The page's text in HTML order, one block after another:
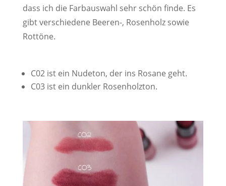
dass ich die Farbauswahl sehr schön finde. Es
gibt verschiedene Beeren-, Rosenholz sowie
Rottöne.
C02 ist ein Nudeton, der ins Rosane geht.
C03 ist ein dunkler Rosenholzton.